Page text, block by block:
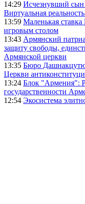
14:29 Исчезнувший сын
Виртуальная
13:59 Маленькая
игровым столом
13:43 Армянский
защиту свободы,
Армянской церкви
13:35 Бюро
Церкви
13:24 Блок "Армения":
государственности
12:54 Экосистема